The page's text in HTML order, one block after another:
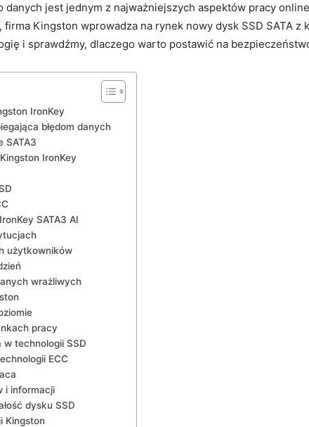
jest jednym z najważniejszych aspektów pracy
Kingston wprowadza na rynek nowy​ dysk SSD ⁤SATA z
i ​sprawdźmy, dlaczego warto postawić na
IronKey
błędom danych
SATA3
IronKey
SATA3 ⁣AI
użytkowników
wrażliwych
pracy
w technologii SSD
ECC
i informacji
dysku SSD
Kingston